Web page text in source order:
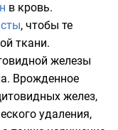
в кровь.
, чтобы те
ткани.
железы
Врожденное
желез,
удаления,